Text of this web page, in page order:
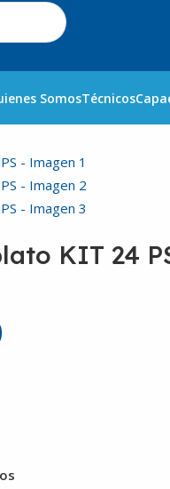
SomosTécnicos
KIT 24